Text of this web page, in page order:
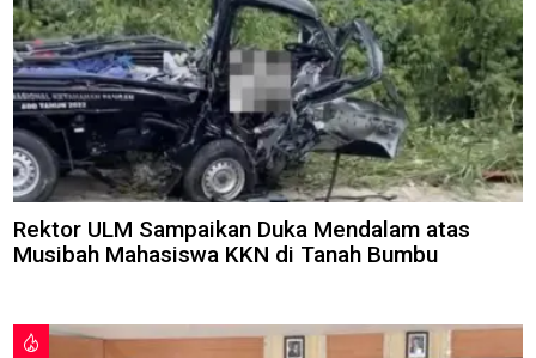
Rektor ULM Sampaikan Duka Mendalam atas
Musibah Mahasiswa KKN di Tanah Bumbu